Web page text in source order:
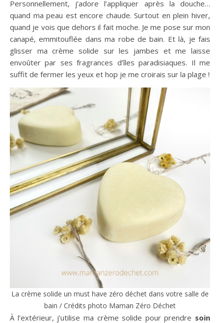
Personnellement, j’adore l’appliquer après la douche…
quand ma peau est encore chaude. Surtout en plein hiver,
quand je vois que dehors il fait moche. Je me pose sur mon
canapé, emmitouflée dans ma robe de bain. Et là, je fais
glisser ma crème solide sur les jambes et me laisse
envoûter par ses fragrances d’îles paradisiaques. Il me
suffit de fermer les yeux et hop je me croirais sur la plage !
La crème solide un must have zéro déchet dans votre salle de
bain / Crédits photo Maman Zéro Déchet
À l’extérieur, j’utilise ma crème solide pour prendre soin